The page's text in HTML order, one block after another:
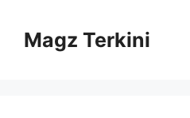
contentMagz Terkini